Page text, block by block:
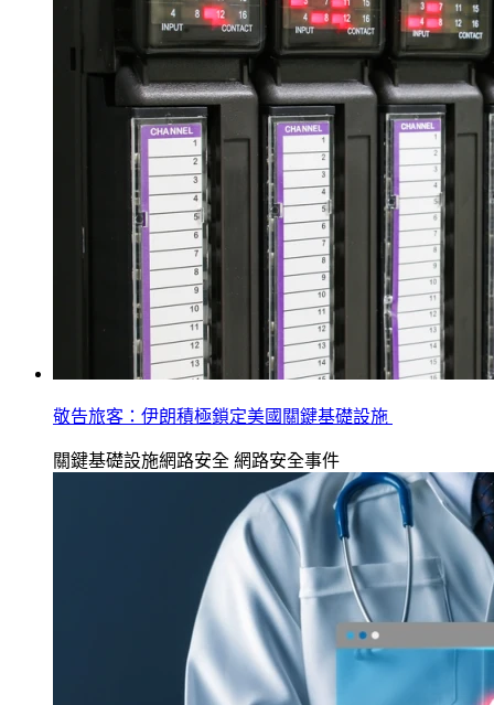
敬告旅客：伊朗積極鎖定美國關鍵基礎設施
關鍵基礎設施網路安全 網路安全事件